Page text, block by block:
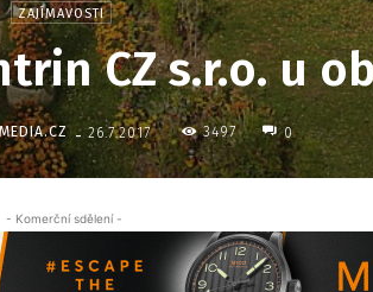
ZAJÍMAVOSTI
CZ s.r.o. u
- 26.7.2017 3497 0
- Komerční sdělení -